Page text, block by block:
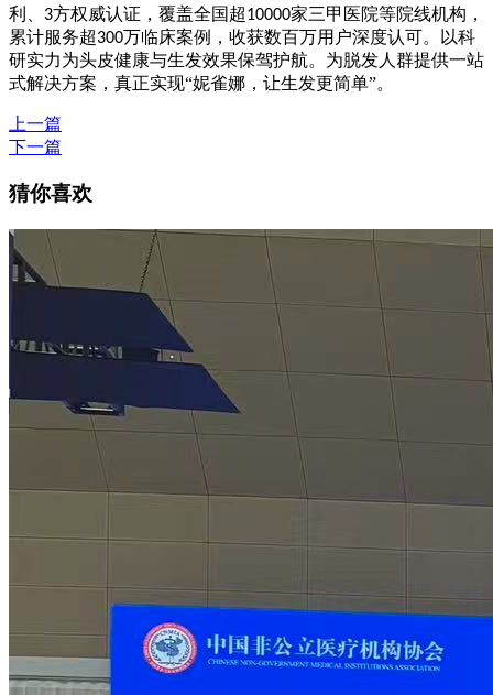
利、 3方权威认证，覆盖全国超10000家三甲医院等院线机构，
累计服务超300万临床案例，收获数百万用户深度认可。以科
研实力为头皮健康与生发效果保驾护航。为脱发人群提供一站
式解决方案，真正实现“妮雀娜，让生发更简单”。
上一篇
下一篇
猜你喜欢